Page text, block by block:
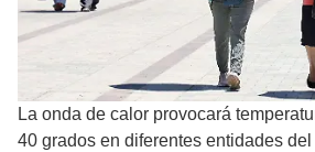
La onda de calor provocará
40 grados en diferentes entidades